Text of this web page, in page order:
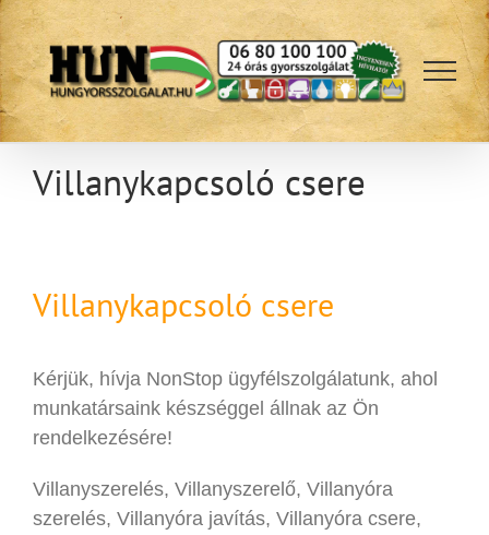
Kihagyás
Villanykapcsoló csere
Villanykapcsoló csere
Kérjük, hívja NonStop ügyfélszolgálatunk, ahol
munkatársaink készséggel állnak az Ön
rendelkezésére!
Villanyszerelés, Villanyszerelő, Villanyóra
szerelés, Villanyóra javítás, Villanyóra csere,